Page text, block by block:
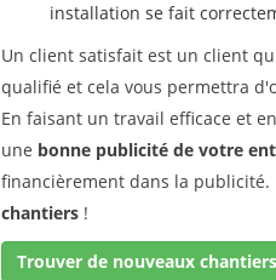
installation se fait
Un client satisfait est un client
qualifié et cela vous permettra
En faisant un travail efficace et
une bonne publicité de votre
financièrement dans la publicité.
chantiers !
Trouver de nouveaux